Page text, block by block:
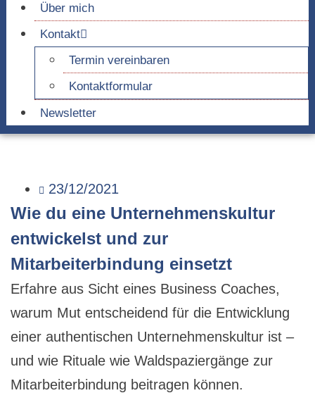
Über mich
Kontakt
Termin vereinbaren
Kontaktformular
Newsletter
23/12/2021
Wie du eine Unternehmenskultur
entwickelst und zur
Mitarbeiterbindung einsetzt
Erfahre aus Sicht eines Business Coaches,
warum Mut entscheidend für die Entwicklung
einer authentischen Unternehmenskultur ist –
und wie Rituale wie Waldspaziergänge zur
Mitarbeiterbindung beitragen können.